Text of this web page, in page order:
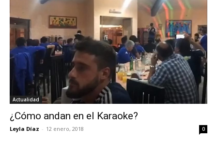
Actualidad
¿Cómo andan en el Karaoke?
Leyla Díaz - 12 enero, 2018 0